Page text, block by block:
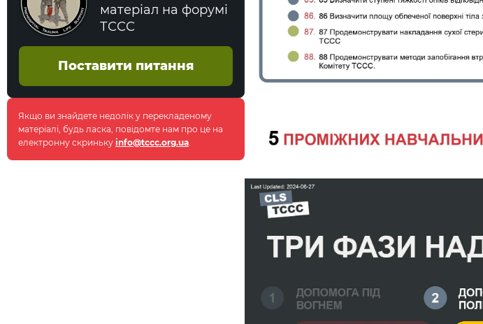
матеріал на форумі
ТССС
Поставити питання
Якщо ви знайдете недолік у перекладеному
матеріалі, будь ласка, повідомте нам про це на
електронну скриньку info@tccc.org.ua